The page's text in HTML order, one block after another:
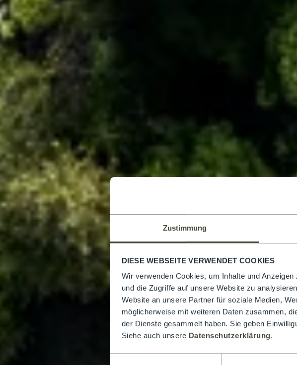
Zustimmung
DIESE WEBSEITE VERWENDET COOKIES
Wir verwenden Cookies, um Inhalte und
und die Zugriffe auf unsere Website zu
Website an unsere Partner für soziale Medien,
möglicherweise mit weiteren Daten zusammen,
der Dienste gesammelt haben. Sie geben
Siehe auch unsere Datenschutzerklärung.